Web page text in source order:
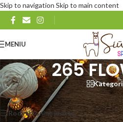
Skip to navigation Skip to main content
MENIU
265
Pradžia/Produkto YarnArt Flowers/265
Rodyti šoninę juostą